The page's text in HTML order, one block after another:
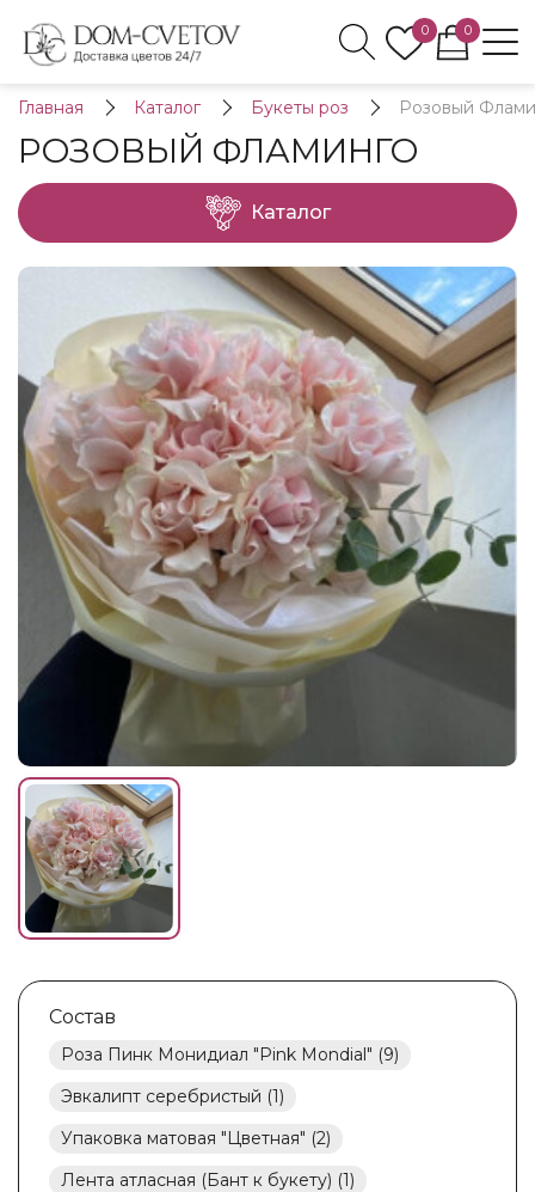
0 0
Главная Каталог Букеты роз Розовый
РОЗОВЫЙ ФЛАМИНГО
Каталог
Состав
Роза Пинк Монидиал "Pink Mondial" (9)
Эвкалипт серебристый (1)
Упаковка матовая "Цветная" (2)
Лента атласная (Бант к букету) (1)